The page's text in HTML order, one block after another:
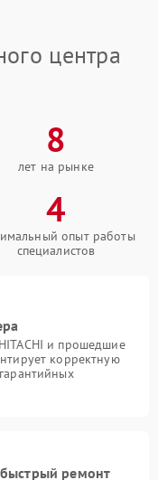
центра
8
лет на рынке
4
опыт работы
специалистов
и прошедшие
корректную
быстрый ремонт